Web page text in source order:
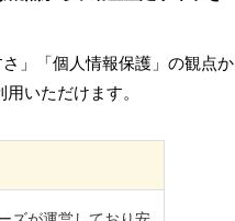
」「個人情報保護」の観点か
いただけます。